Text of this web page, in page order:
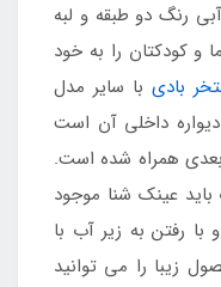
رنگ دو طبقه و لبه
و کودکتان را به خود
بادی با سایر مدل
داخلی آن است
همراه شده است.
عینک شنا موجود
رفتن به زیر آب با
زیبا را می توانید